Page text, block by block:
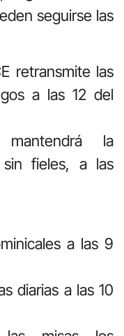
seguirse las
retransmite las
a las 12 del
la
sin fieles, a las
a las 9
diarias a las 10